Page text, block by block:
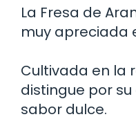
La Fresa de
muy apreciada
Cultivada en la
distingue por
sabor dulce.